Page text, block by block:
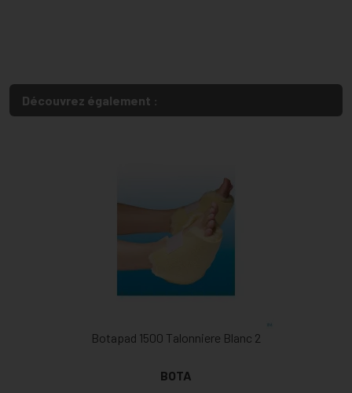
Découvrez également :
Botapad 1500 Talonniere Blanc 2
BOTA